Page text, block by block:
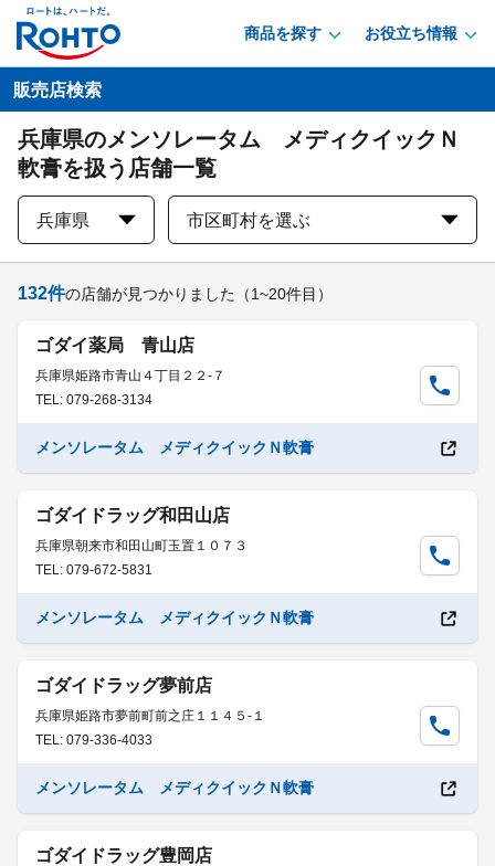
商品を探す お役立ち情報
販売店検索
兵庫県のメンソレータム メディクイックＮ
軟膏を扱う店舗一覧
兵庫県 市区町村を選ぶ
132件の店舗が見つかりました （1~20件目）
ゴダイ薬局 青山店
兵庫県姫路市青山４丁目２２-７
TEL: 079-268-3134
メンソレータム メディクイックＮ軟膏
ゴダイドラッグ和田山店
兵庫県朝来市和田山町玉置１０７３
TEL: 079-672-5831
メンソレータム メディクイックＮ軟膏
ゴダイドラッグ夢前店
兵庫県姫路市夢前町前之庄１１４５-１
TEL: 079-336-4033
メンソレータム メディクイックＮ軟膏
ゴダイドラッグ豊岡店